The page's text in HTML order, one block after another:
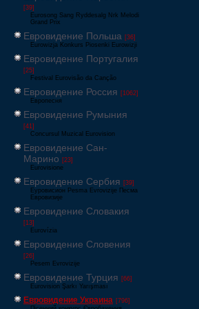
[39]
Eurosong Sang Ryddesalg Nrk Melodi
Grand Prix
Евровидение Польша [36]
Eurowizja Konkurs Piosenki Eurowizji
Евровидение Португалия
[25]
Festival Eurovisão da Canção
Евровидение Россия [1062]
Европесня
Евровидение Румыния
[41]
Concursul Muzical Eurovision
Евровидение Сан-
Марино [23]
Eurovisione
Евровидение Сербия [39]
Еуровисион Pesma Evrovizije Песма
Евровизије
Евровидение Словакия
[13]
Eurovízia
Евровидение Словения
[26]
Pesem Evrovizije
Евровидение Турция [66]
Eurovision Şarkı Yarışması
Евровидение Украина [796]